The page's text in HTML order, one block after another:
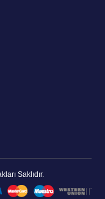
Saklıdır.